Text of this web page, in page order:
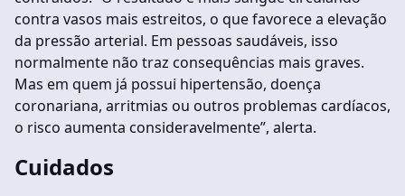
contra vasos mais estreitos, o que favorece a elevação
da pressão arterial. Em pessoas saudáveis, isso
normalmente não traz consequências mais graves.
Mas em quem já possui hipertensão, doença
coronariana, arritmias ou outros problemas cardíacos,
o risco aumenta consideravelmente”, alerta.
Cuidados